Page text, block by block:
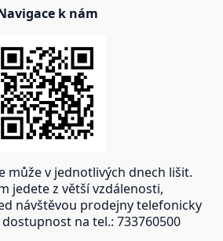
k nám
může v jednotlivých dnech lišit.
jedete z větší vzdálenosti,
návštěvou prodejny telefonicky
na tel.: 733760500